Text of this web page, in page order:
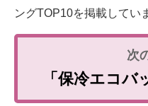
ングTOP10を掲載してい
「保冷エコバ